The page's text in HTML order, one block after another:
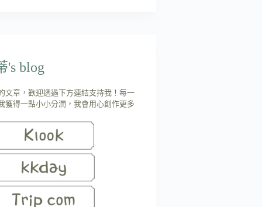
's blog
文章，歡迎透過下方連結支持我！每一
獲得一點小小分潤，我會用心創作更多